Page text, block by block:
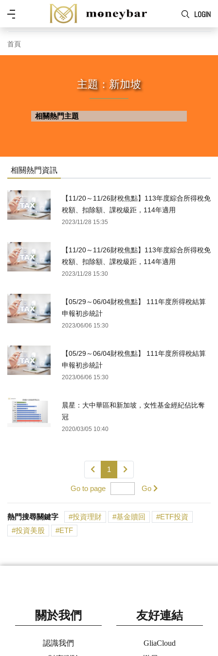
Skip to main content
LOGIN
功
首頁
主題：新加坡
相關熱門主題
相關熱門資訊
【11/20～11/26財稅焦點】113年度綜合所得稅免
稅額、扣除額、課稅級距，114年適用
2023/11/28 15:35
【11/20～11/26財稅焦點】113年度綜合所得稅免
稅額、扣除額、課稅級距，114年適用
2023/11/28 15:30
【05/29～06/04財稅焦點】 111年度所得稅結算
申報初步統計
2023/06/06 15:30
【05/29～06/04財稅焦點】 111年度所得稅結算
申報初步統計
2023/06/06 15:30
晨星：大中華區和新加坡，女性基金經紀佔比奪
冠
2020/03/05 10:40
1
Go to page Go
熱門搜尋關鍵字 投資理財 基金贖回
ETF投資
投資美股
ETF
關於我們
認識我們
友好連結
GliaCloud